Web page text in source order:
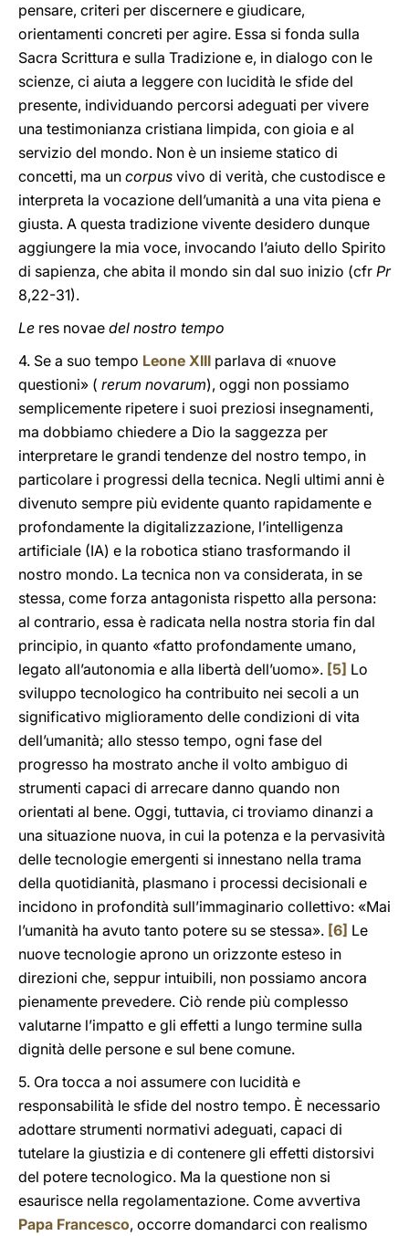
pensare, criteri per discernere e giudicare,
orientamenti concreti per agire. Essa si fonda sulla
Sacra Scrittura e sulla Tradizione e, in dialogo con le
scienze, ci aiuta a leggere con lucidità le sfide del
presente, individuando percorsi adeguati per vivere
una testimonianza cristiana limpida, con gioia e al
servizio del mondo. Non è un insieme statico di
concetti, ma un corpus vivo di verità, che custodisce e
interpreta la vocazione dell’umanità a una vita piena e
giusta. A questa tradizione vivente desidero dunque
aggiungere la mia voce, invocando l’aiuto dello Spirito
di sapienza, che abita il mondo sin dal suo inizio (cfr Pr
8,22-31).
Le res novae del nostro tempo
4. Se a suo tempo Leone XIII parlava di «nuove
questioni» ( rerum novarum), oggi non possiamo
semplicemente ripetere i suoi preziosi insegnamenti,
ma dobbiamo chiedere a Dio la saggezza per
interpretare le grandi tendenze del nostro tempo, in
particolare i progressi della tecnica. Negli ultimi anni è
divenuto sempre più evidente quanto rapidamente e
profondamente la digitalizzazione, l’intelligenza
artificiale (IA) e la robotica stiano trasformando il
nostro mondo. La tecnica non va considerata, in se
stessa, come forza antagonista rispetto alla persona:
al contrario, essa è radicata nella nostra storia fin dal
principio, in quanto «fatto profondamente umano,
legato all’autonomia e alla libertà dell’uomo». [5] Lo
sviluppo tecnologico ha contribuito nei secoli a un
significativo miglioramento delle condizioni di vita
dell’umanità; allo stesso tempo, ogni fase del
progresso ha mostrato anche il volto ambiguo di
strumenti capaci di arrecare danno quando non
orientati al bene. Oggi, tuttavia, ci troviamo dinanzi a
una situazione nuova, in cui la potenza e la pervasività
delle tecnologie emergenti si innestano nella trama
della quotidianità, plasmano i processi decisionali e
incidono in profondità sull’immaginario collettivo: «Mai
l’umanità ha avuto tanto potere su se stessa». [6] Le
nuove tecnologie aprono un orizzonte esteso in
direzioni che, seppur intuibili, non possiamo ancora
pienamente prevedere. Ciò rende più complesso
valutarne l’impatto e gli effetti a lungo termine sulla
dignità delle persone e sul bene comune.
5. Ora tocca a noi assumere con lucidità e
responsabilità le sfide del nostro tempo. È necessario
adottare strumenti normativi adeguati, capaci di
tutelare la giustizia e di contenere gli effetti distorsivi
del potere tecnologico. Ma la questione non si
esaurisce nella regolamentazione. Come avvertiva
Papa Francesco, occorre domandarci con realismo